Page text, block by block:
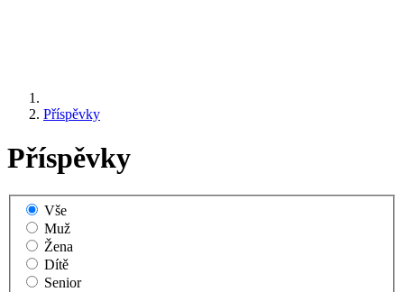
Příspěvky
Příspěvky
Vše
Muž
Žena
Dítě
Senior